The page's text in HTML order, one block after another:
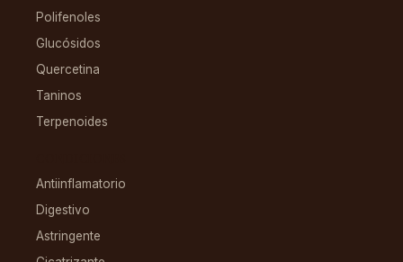
Polifenoles
Glucósidos
Quercetina
Taninos
Terpenoides
Antiinflamatorio
Digestivo
Astringente